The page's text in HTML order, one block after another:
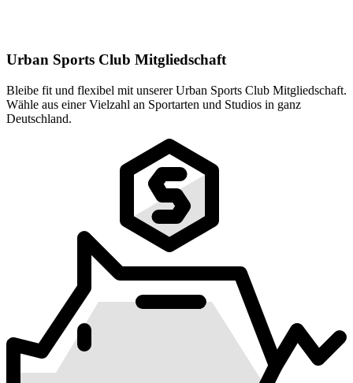
Urban Sports Club Mitgliedschaft
Bleibe fit und flexibel mit unserer Urban Sports Club Mitgliedschaft.
Wähle aus einer Vielzahl an Sportarten und Studios in ganz
Deutschland.